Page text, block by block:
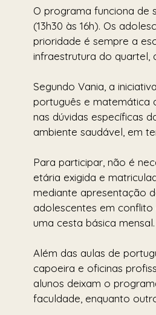
O programa funciona de
(13h30 às 16h). Os
prioridade é sempre a
infraestrutura do quartel,
Segundo Vania, a
português e matemática
nas dúvidas específicas
ambiente saudável, em
Para participar, não é
etária exigida e
mediante apresentação
adolescentes em
uma cesta básica mensal.
Além das aulas de
capoeira e oficinas
alunos deixam o
faculdade, enquanto